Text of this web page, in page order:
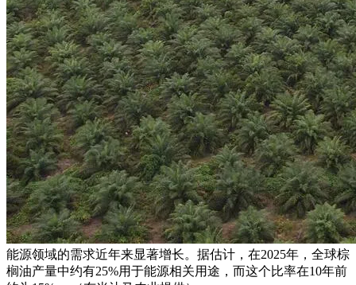
能源领域的需求近年来显著增长。据估计，在2025年，全球棕
榈油产量中约有25%用于能源相关用途，而这个比率在10年前